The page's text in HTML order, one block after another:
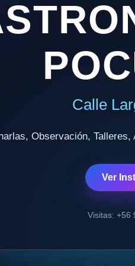
Calle
Observación,
Ver
Visitas: +56